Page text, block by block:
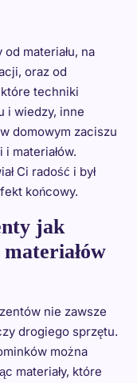
materiału, na
oraz od
techniki
i wiedzy, inne
domowym zaciszu
materiałów.
Ci radość i był
końcowy.
jak
nie zawsze
drogiego sprzętu.
można
materiały, które